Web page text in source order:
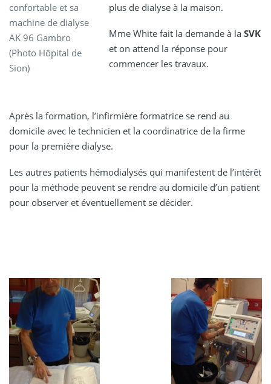
confortable et sa
machine de dialyse
AK 96 Gambro
(Photo Hôpital de
Sion)
plus de dialyse à la maison.
Mme White fait la demande à la SVK
et on attend la réponse pour
commencer les travaux.
Après la formation, l’infirmière formatrice se rend au
domicile avec le technicien et la coordinatrice de la firme
pour la première dialyse.
Les autres patients hémodialysés qui manifestent de l’intérêt
pour la méthode peuvent se rendre au domicile d’un patient
pour observer et éventuellement se décider.